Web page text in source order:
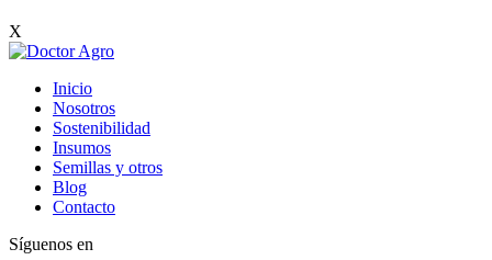
X
Inicio
Nosotros
Sostenibilidad
Insumos
Semillas y otros
Blog
Contacto
Síguenos en